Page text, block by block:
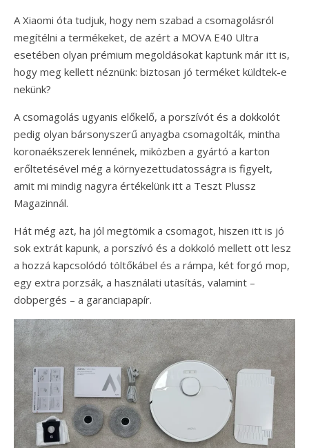
A Xiaomi óta tudjuk, hogy nem szabad a csomagolásról
megítélni a termékeket, de azért a MOVA E40 Ultra
esetében olyan prémium megoldásokat kaptunk már itt is,
hogy meg kellett néznünk: biztosan jó terméket küldtek-e
nekünk?
A csomagolás ugyanis előkelő, a porszívót és a dokkolót
pedig olyan bársonyszerű anyagba csomagolták, mintha
koronaékszerek lennének, miközben a gyártó a karton
erőltetésével még a környezettudatosságra is figyelt,
amit mi mindig nagyra értékelünk itt a Teszt Plussz
Magazinnál.
Hát még azt, ha jól megtömik a csomagot, hiszen itt is jó
sok extrát kapunk, a porszívó és a dokkoló mellett ott lesz
a hozzá kapcsolódó töltőkábel és a rámpa, két forgó mop,
egy extra porzsák, a használati utasítás, valamint –
dobpergés – a garanciapapír.